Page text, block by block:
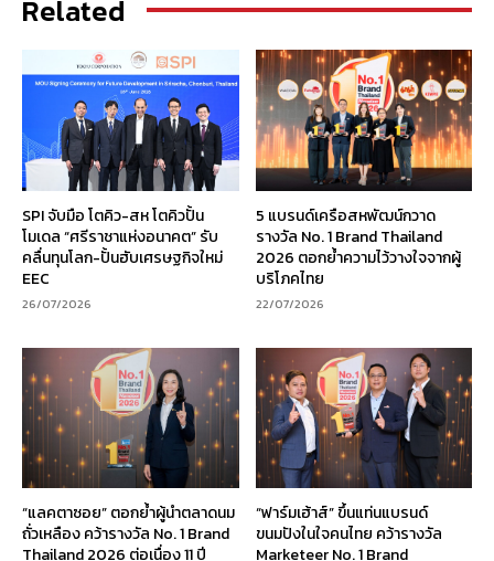
Related
SPI จับมือ โตคิว-สห โตคิวปั้น
โมเดล “ศรีราชาแห่งอนาคต” รับ
คลื่นทุนโลก-ปั้นฮับเศรษฐกิจใหม่
EEC
26/07/2026
5 แบรนด์เครือสหพัฒน์กวาด
รางวัล No. 1 Brand Thailand
2026 ตอกย้ำความไว้วางใจจากผู้
บริโภคไทย
22/07/2026
“แลคตาซอย” ตอกย้ำผู้นำตลาดนม
ถั่วเหลือง คว้ารางวัล No. 1 Brand
Thailand 2026 ต่อเนื่อง 11 ปี
“ฟาร์มเฮ้าส์” ขึ้นแท่นแบรนด์
ขนมปังในใจคนไทย คว้ารางวัล
Marketeer No. 1 Brand